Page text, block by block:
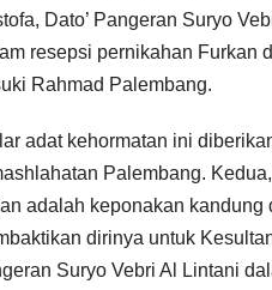
Dato’ Pangeran Suryo
resepsi pernikahan Furkan
Rahmad Palembang.
adat kehormatan ini
Palembang.
adalah keponakan kandung
dirinya untuk
Suryo Vebri Al Lintani